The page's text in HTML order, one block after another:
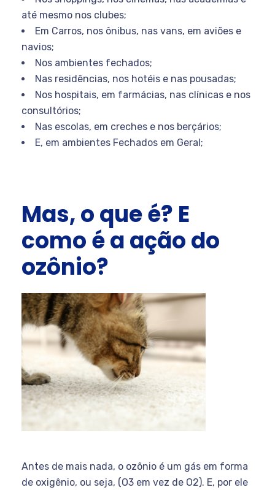
até mesmo nos clubes;
Em Carros, nos ônibus, nas vans, em aviões e
navios;
Nos ambientes fechados;
Nas residências, nos hotéis e nas pousadas;
Nos hospitais, em farmácias, nas clínicas e nos
consultórios;
Nas escolas, em creches e nos berçários;
E, em ambientes Fechados em Geral;
Mas, o que é? E
como é a ação do
ozônio?
Antes de mais nada, o ozônio é um gás em forma
de oxigênio, ou seja, (O3 em vez de O2). E, por ele